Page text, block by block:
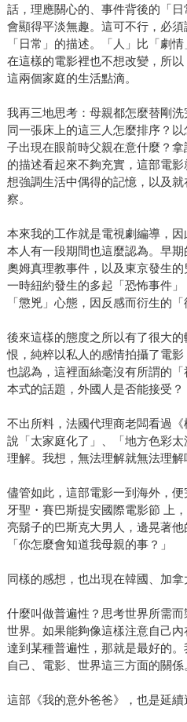
話，理應關心的、事件背後的「
會顯得平淡無趣。這可不行，必
「日常」的描述。「人」比「劇
在這樣的電影裡也不想改變，所
這兩個家庭的生活點滴。
我再三地思考：母親都怎麼替剛
同一張床上的這三人怎麼排序？
子出現在眼前時父親在意什麼？
的描述看起來不夠充實，這部電
想強調生活中偶得的記憶，以及
察。
本來我的工作就是電視劇編導，
本人有一段期間也這麼認為。早
奧姆真理教事件，以及東京發生
一時紐約發生的多起「恐怖事件
「懲兇」心態，因反感而衍生的
後來這樣的態度之所以有了很大
恨，純粹以私人的感情拍攝了電
也認為，這裡面絲毫沒有所謂的
本式的話題，外國人是否能接受？
不出所料，法國代理商老闆看過
說「太家庭化了」、「地方色彩
理解。我想，無法理解就無法理解
儘管如此，這部電影一到海外，
牙聖・賽巴斯提安國際電影節 上
亮鬍子的巴斯克大男人，邊晃著他
「你怎麼會知道我母親的事？」
同樣的感想，也出現在韓國、加拿
什麼叫做普遍性？思考世界所需
世界。如果能夠像這樣注意自己
達到某種普遍性，那就是最好的
自己、電影、世界這三方面的關係
這部《我的意外爸爸》，也是延續